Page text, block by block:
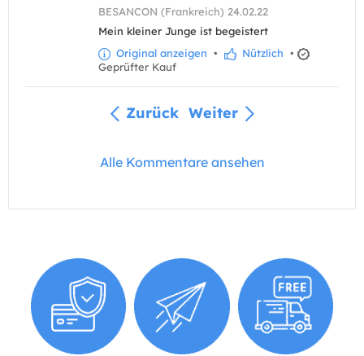
BESANCON (Frankreich) 24.02.22
Mein kleiner Junge ist begeistert
Original anzeigen • Nützlich •
Geprüfter Kauf
Zurück Weiter
Alle Kommentare ansehen